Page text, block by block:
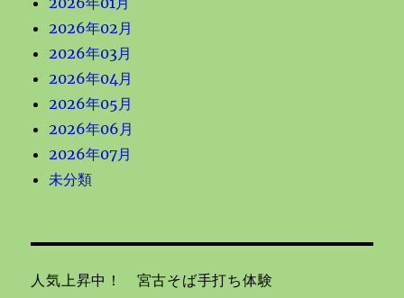
2026年02月
2026年03月
2026年04月
2026年05月
2026年06月
2026年07月
未分類
人気上昇中！ 宮古そば手打ち体験